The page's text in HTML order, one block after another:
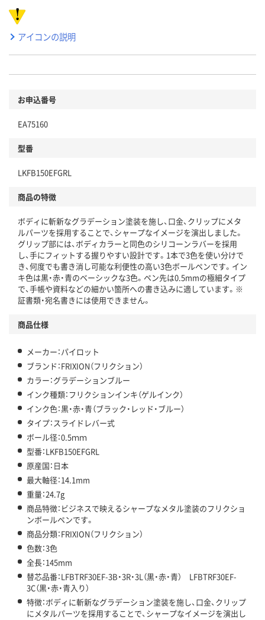
アイコンの説明
お申込番号
EA75160
型番
LKFB150EFGRL
商品の特徴
ボディに斬新なグラデーション塗装を施し、口金、クリップにメタ
ルパーツを採用することで、シャープなイメージを演出しました。
グリップ部には、ボディカラーと同色のシリコーンラバーを採用
し、手にフィットする握りやすい設計です。1本で3色を使い分けで
き、何度でも書き消し可能な利便性の高い3色ボールペンです。イン
キ色は黒・赤・青のベーシックな3色。ペン先は0.5mmの極細タイプ
で、手帳や資料などの細かい箇所への書き込みに適しています。※
証書類・宛名書きには使用できません。
商品仕様
メーカー：パイロット
ブランド：FRIXION（フリクション）
カラー：グラデーションブルー
インク種類：フリクションインキ（ゲルインク）
インク色：黒・赤・青（ブラック・レッド・ブルー）
タイプ：スライドレバー式
ボール径：0.5ｍｍ
型番：LKFB150EFGRL
原産国：日本
最大軸径：14.1mm
重量：24.7g
商品特徴：ビジネスで映えるシャープなメタル塗装のフリクショ
ンボールペンです。
商品分類：FRIXION（フリクション）
色数：3色
全長：145mm
替芯品番：LFBTRF30EF-3B・3R・3L（黒・赤・青） LFBTRF30EF-
3C（黒・赤・青入り）
特徴：ボディに斬新なグラデーション塗装を施し、口金、クリップ
にメタルパーツを採用することで、シャープなイメージを演出し